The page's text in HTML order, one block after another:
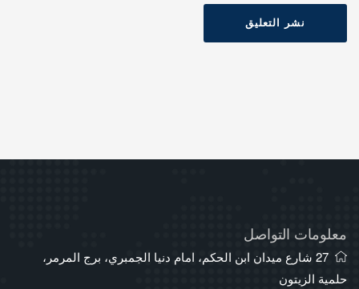
نشر التعليق
معلومات التواصل
27 شارع ميدان ابن الحكم، امام دنيا الجمبري، برج المرمر،
حلمية الزيتون